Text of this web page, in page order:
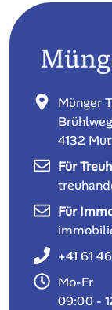
Münger
4132
Für
Für
+41 61
Mo-Fr
09:00 -